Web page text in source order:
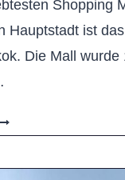
Shopping
Hauptstadt ist
Die Mall wurde